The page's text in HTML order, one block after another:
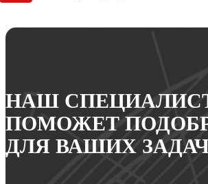
НАШ
ПОМОЖЕТ
ДЛЯ ВАШИХ